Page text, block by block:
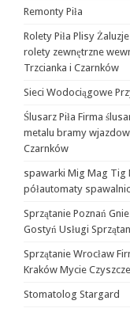
Remonty Piła
Rolety Piła Plisy
rolety zewnętrzne
Trzcianka i Czarnków
Sieci Wodociągowe
Ślusarz Piła Firma
metalu bramy
Czarnków
spawarki Mig Mag
półautomaty
Sprzątanie Poznań
Gostyń Usługi
Sprzątanie Wrocław
Kraków Mycie
Stomatolog Stargard